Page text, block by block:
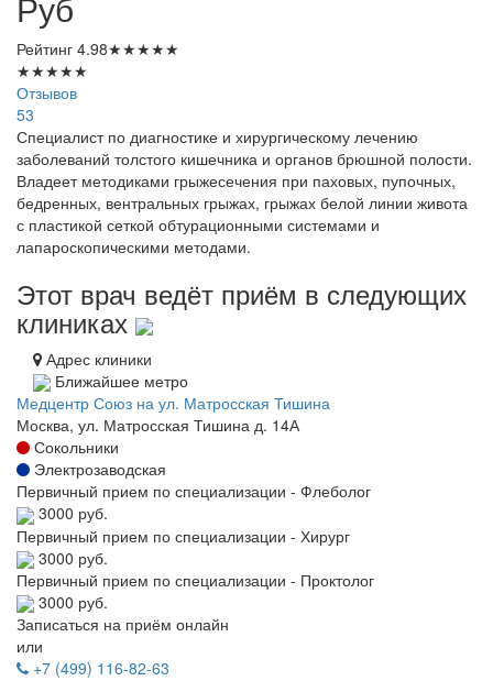
Рейтинг 4.98★★★★★
★★★★★
Отзывов
53
Специалист по диагностике и хирургическому лечению
заболеваний толстого кишечника и органов брюшной полости.
Владеет методиками грыжесечения при паховых, пупочных,
бедренных, вентральных грыжах, грыжах белой линии живота
с пластикой сеткой обтурационными системами и
лапароскопическими методами.
Этот врач ведёт приём в следующих
клиниках
Адрес клиники
Ближайшее метро
Медцентр Союз на ул. Матросская Тишина
Москва, ул. Матросская Тишина д. 14А
Сокольники
Электрозаводская
Первичный прием по специализации - Флеболог
3000 руб.
Первичный прием по специализации - Хирург
3000 руб.
Первичный прием по специализации - Проктолог
3000 руб.
Записаться на приём онлайн
или
+7 (499) 116-82-63